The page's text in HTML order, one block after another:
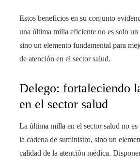
Estos beneficios en su conjunto
una última milla eficiente no es solo
sino un elemento fundamental para
de atención en el sector salud.
Delego: fortaleciendo
en el sector salud
La última milla en el sector salud no es
la cadena de suministro, sino un
calidad de la atención médica.